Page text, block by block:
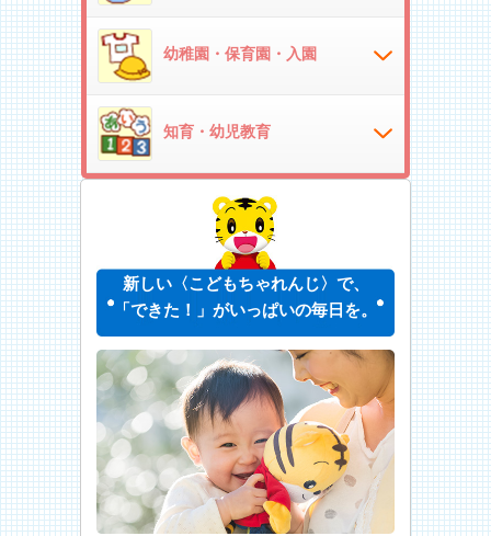
幼稚園・保育園・入園
知育・幼児教育
新しい〈こどもちゃれんじ〉で、
「できた！」がいっぱいの毎日を。